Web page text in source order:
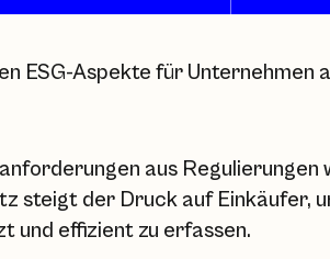
ESG-Aspekte für Unternehmen
aus Regulierungen
steigt der Druck auf Einkäufer,
und effizient zu erfassen.